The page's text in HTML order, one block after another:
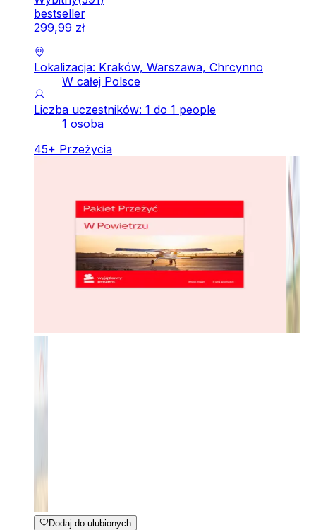
bestseller
299,99 zł
Lokalizacja: Kraków, Warszawa, Chrcynno
W całej Polsce
Liczba uczestników: 1 do 1 people
1 osoba
45+ Przeżycia
Dodaj do ulubionych